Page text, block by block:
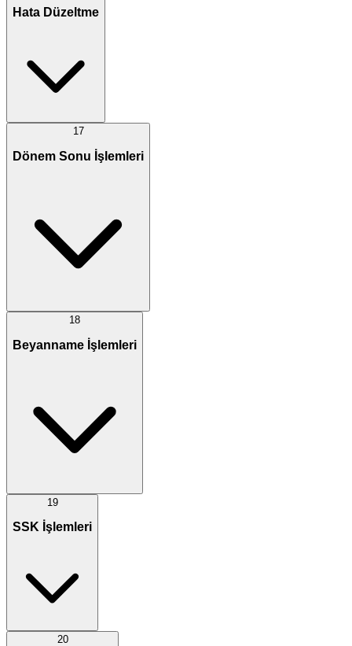
Hata Düzeltme
17
Dönem Sonu İşlemleri
18
Beyanname İşlemleri
19
SSK İşlemleri
20